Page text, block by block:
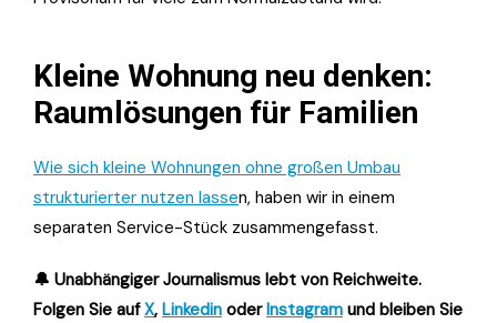
Kleine Wohnung neu denken:
Raumlösungen für Familien
Wie sich kleine Wohnungen ohne großen Umbau
strukturierter nutzen lassen, haben wir in einem
separaten Service-Stück zusammengefasst.
🔔 Unabhängiger Journalismus lebt von Reichweite.
Folgen Sie aufX, Linkedin oderInstagram und bleiben Sie